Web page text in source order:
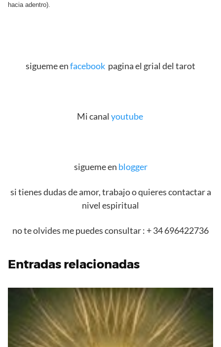
hacia adentro).
sigueme enfacebook pagina el grial del tarot
Mi canal youtube
sigueme en blogger
si tienes dudas de amor, trabajo o quieres contactar a
nivel espiritual
no te olvides me puedes consultar : + 34 696422736
Entradas relacionadas